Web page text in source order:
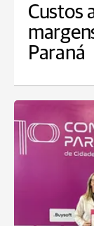
Custos
Paraná